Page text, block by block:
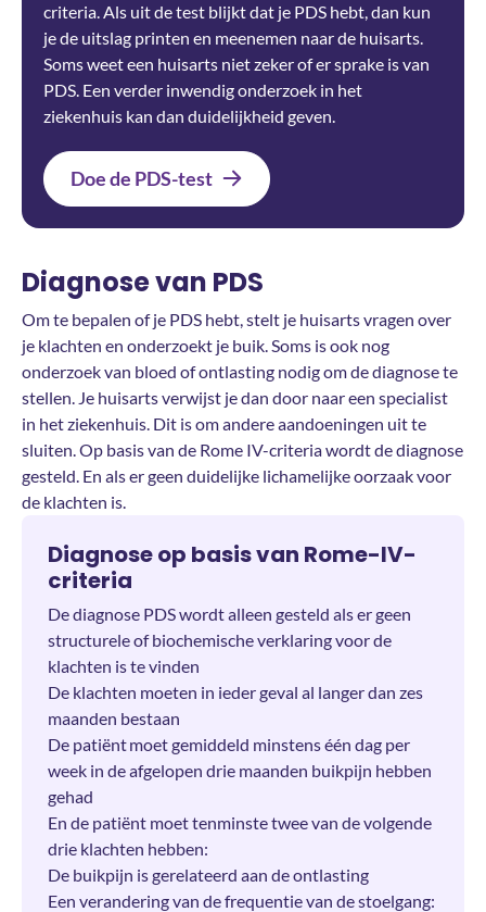
criteria. Als uit de test blijkt dat je PDS hebt, dan kun
je de uitslag printen en meenemen naar de huisarts.
Soms weet een huisarts niet zeker of er sprake is van
PDS. Een verder inwendig onderzoek in het
ziekenhuis kan dan duidelijkheid geven.
Doe de PDS-test
Diagnose van PDS
Om te bepalen of je PDS hebt, stelt je huisarts vragen over
je klachten en onderzoekt je buik. Soms is ook nog
onderzoek van bloed of ontlasting nodig om de diagnose te
stellen. Je huisarts verwijst je dan door naar een specialist
in het ziekenhuis. Dit is om andere aandoeningen uit te
sluiten. Op basis van de Rome IV-criteria wordt de diagnose
gesteld. En als er geen duidelijke lichamelijke oorzaak voor
de klachten is.
Diagnose op basis van Rome-IV-
criteria
De diagnose PDS wordt alleen gesteld als er geen
structurele of biochemische verklaring voor de
klachten is te vinden
De klachten moeten in ieder geval al langer dan zes
maanden bestaan
De patiënt moet gemiddeld minstens één dag per
week in de afgelopen drie maanden buikpijn hebben
gehad
En de patiënt moet tenminste twee van de volgende
drie klachten hebben:
De buikpijn is gerelateerd aan de ontlasting
Een verandering van de frequentie van de stoelgang: